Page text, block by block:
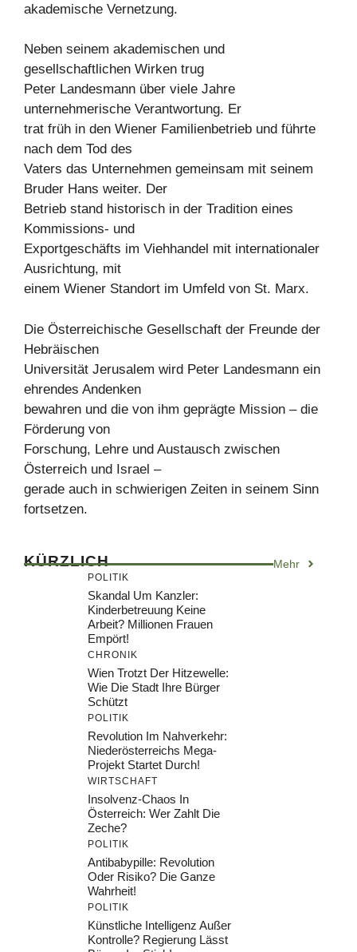
akademische Vernetzung.
Neben seinem akademischen und
gesellschaftlichen Wirken trug
Peter Landesmann über viele Jahre
unternehmerische Verantwortung. Er
trat früh in den Wiener Familienbetrieb und führte
nach dem Tod des
Vaters das Unternehmen gemeinsam mit seinem
Bruder Hans weiter. Der
Betrieb stand historisch in der Tradition eines
Kommissions- und
Exportgeschäfts im Viehhandel mit internationaler
Ausrichtung, mit
einem Wiener Standort im Umfeld von St. Marx.
Die Österreichische Gesellschaft der Freunde der
Hebräischen
Universität Jerusalem wird Peter Landesmann ein
ehrendes Andenken
bewahren und die von ihm geprägte Mission – die
Förderung von
Forschung, Lehre und Austausch zwischen
Österreich und Israel –
gerade auch in schwierigen Zeiten in seinem Sinn
fortsetzen.
KÜRZLICH Mehr
POLITIK
Skandal Um Kanzler:
Kinderbetreuung Keine
Arbeit? Millionen Frauen
Empört!
CHRONIK
Wien Trotzt Der Hitzewelle:
Wie Die Stadt Ihre Bürger
Schützt
POLITIK
Revolution Im Nahverkehr:
Niederösterreichs Mega-
Projekt Startet Durch!
WIRTSCHAFT
Insolvenz-Chaos In
Österreich: Wer Zahlt Die
Zeche?
POLITIK
Antibabypille: Revolution
Oder Risiko? Die Ganze
Wahrheit!
POLITIK
Künstliche Intelligenz Außer
Kontrolle? Regierung Lässt